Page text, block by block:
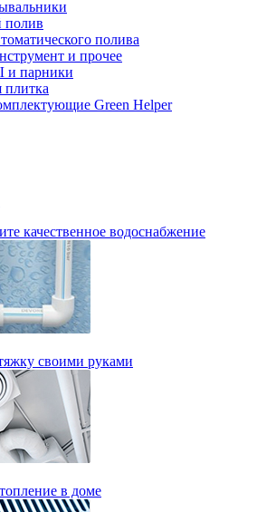
полив
полива
и прочее
парники
плитка
Green Helper
качественное водоснабжение
своими руками
в доме